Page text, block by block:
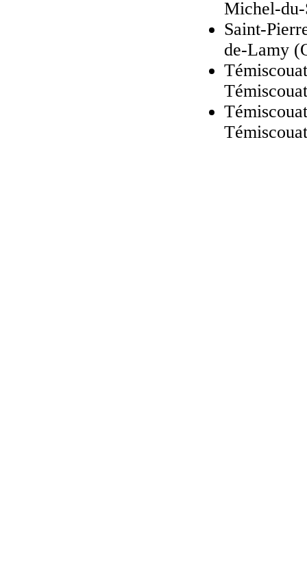
Michel-du-
Saint-
de-Lamy